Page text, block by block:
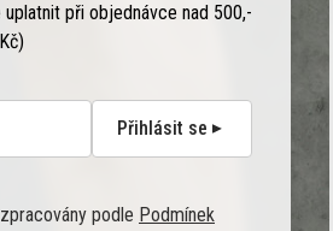
při objednávce nad 500,-
Kč)
Přihlásit se
podle Podmínek